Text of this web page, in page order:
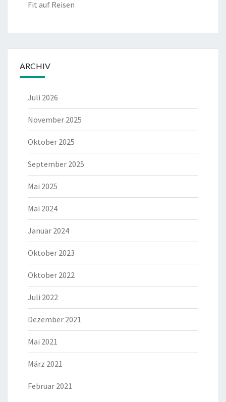
Fit auf Reisen
ARCHIV
Juli 2026
November 2025
Oktober 2025
September 2025
Mai 2025
Mai 2024
Januar 2024
Oktober 2023
Oktober 2022
Juli 2022
Dezember 2021
Mai 2021
März 2021
Februar 2021